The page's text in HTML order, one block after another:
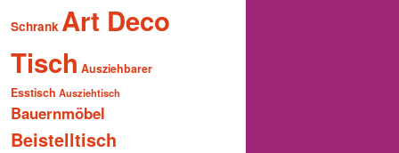
Schrank Art Deco
Tisch Ausziehbarer
Esstisch Ausziehtisch
Bauernmöbel
Beistelltisch